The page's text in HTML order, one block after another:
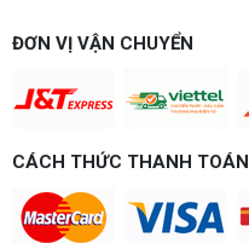
ĐƠN VỊ VẬN CHUYỂN
CÁCH THỨC THANH TOÁN